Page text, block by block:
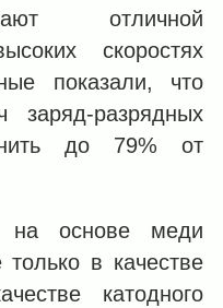
отличной
скоростях
показали, что
разрядных
до 79% от
на основе меди
в качестве
катодного